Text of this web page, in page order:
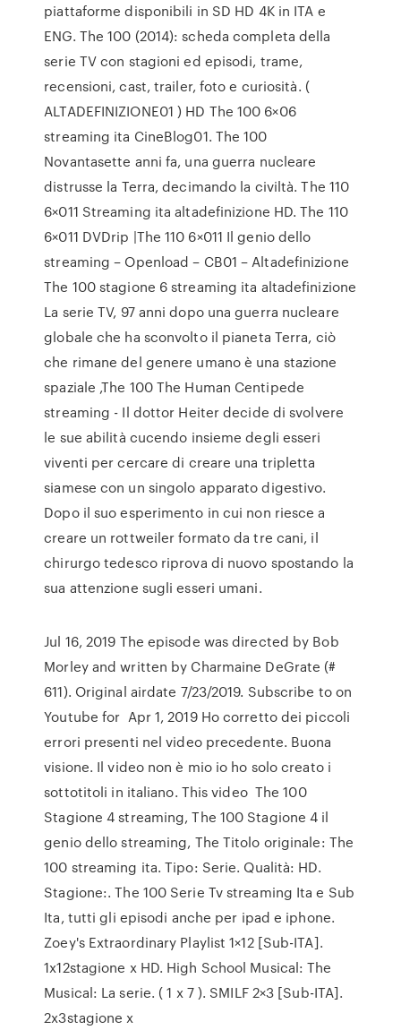
piattaforme disponibili in SD HD 4K in ITA e
ENG. The 100 (2014): scheda completa della
serie TV con stagioni ed episodi, trame,
recensioni, cast, trailer, foto e curiosità. (
ALTADEFINIZIONE01 ) HD The 100 6×06
streaming ita CineBlog01. The 100
Novantasette anni fa, una guerra nucleare
distrusse la Terra, decimando la civiltà. The 110
6×011 Streaming ita altadefinizione HD. The 110
6×011 DVDrip |The 110 6×011 Il genio dello
streaming – Openload – CB01 – Altadefinizione
The 100 stagione 6 streaming ita altadefinizione
La serie TV, 97 anni dopo una guerra nucleare
globale che ha sconvolto il pianeta Terra, ciò
che rimane del genere umano è una stazione
spaziale ,The 100 The Human Centipede
streaming - Il dottor Heiter decide di svolvere
le sue abilità cucendo insieme degli esseri
viventi per cercare di creare una tripletta
siamese con un singolo apparato digestivo.
Dopo il suo esperimento in cui non riesce a
creare un rottweiler formato da tre cani, il
chirurgo tedesco riprova di nuovo spostando la
sua attenzione sugli esseri umani.
Jul 16, 2019 The episode was directed by Bob
Morley and written by Charmaine DeGrate (#
611). Original airdate 7/23/2019. Subscribe to on
Youtube for Apr 1, 2019 Ho corretto dei piccoli
errori presenti nel video precedente. Buona
visione. Il video non è mio io ho solo creato i
sottotitoli in italiano. This video The 100
Stagione 4 streaming, The 100 Stagione 4 il
genio dello streaming, The Titolo originale: The
100 streaming ita. Tipo: Serie. Qualità: HD.
Stagione:. The 100 Serie Tv streaming Ita e Sub
Ita, tutti gli episodi anche per ipad e iphone.
Zoey's Extraordinary Playlist 1×12 [Sub-ITA].
1x12stagione x HD. High School Musical: The
Musical: La serie. ( 1 x 7 ). SMILF 2×3 [Sub-ITA].
2x3stagione x